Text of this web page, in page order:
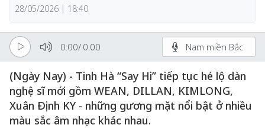
28/05/2026 | 18:40
0:00/ 0:00 Nam miền Bắc
(Ngày Nay) - Tinh Hà “Say Hi” tiếp tục hé lộ dàn
nghệ sĩ mới gồm WEAN, DILLAN, KIMLONG,
Xuân Định KY - những gương mặt nổi bật ở nhiều
màu sắc âm nhạc khác nhau.